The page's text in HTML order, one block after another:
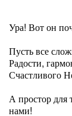
Ура! Вот он
Пусть все
Радости,
Счастливого
А простор для
нами!